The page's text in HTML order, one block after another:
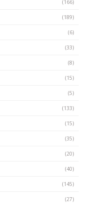
(166)
(189)
(6)
(33)
(8)
(15)
(5)
(133)
(15)
(35)
(20)
(40)
(145)
(27)